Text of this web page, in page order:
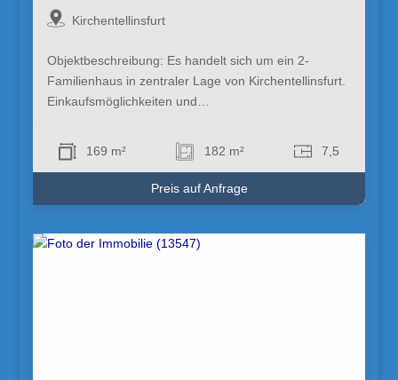
Kirchentellinsfurt
Objektbeschreibung: Es handelt sich um ein 2-
Familienhaus in zentraler Lage von Kirchentellinsfurt.
Einkaufsmöglichkeiten und…
169 m² 182 m² 7,5
Preis auf Anfrage